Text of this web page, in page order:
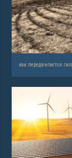
как передвигается